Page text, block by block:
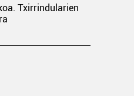
Txirrindularien